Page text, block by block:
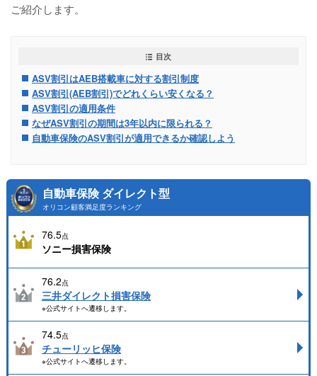
ご紹介します。
目次
ASV割引はAEB搭載車に対する割引制度
ASV割引(AEB割引)でどれくらい安くなる？
ASV割引の適用条件
なぜASV割引の期間は3年以内に限られる？
自動車保険のASV割引が適用できるか確認しよう
自動車保険 ダイレクト型
オリコン顧客満足度ランキング
76.5点
ソニー損害保険
76.2点
三井ダイレクト損害保険
※公式サイトへ遷移します。
74.5点
チューリッヒ保険
※公式サイトへ遷移します。